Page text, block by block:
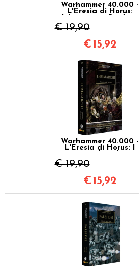
Warhammer 40.000 -
L'Eresia di Horus:
€ 19,90
€ 15,92
Warhammer 40.000 -
L'Eresia di Horus: I
€ 19,90
€ 15,92